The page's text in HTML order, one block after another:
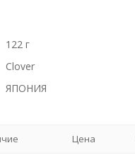
122 г
Clover
ЯПОНИЯ
Цена